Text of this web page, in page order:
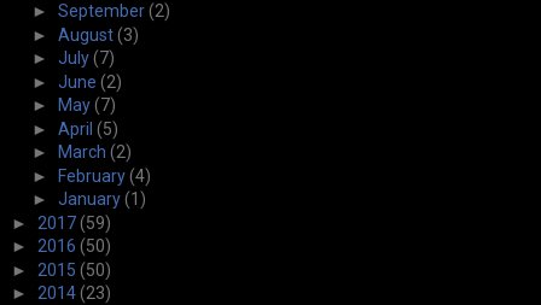
► September(2)
► August(3)
► July(7)
► June (2)
►
May(7)
► April (5)
►
March (2)
► February(4)
► January(1)
► 2017(59)
► 2016 (50)
► 2015 (50)
► 2014(23)